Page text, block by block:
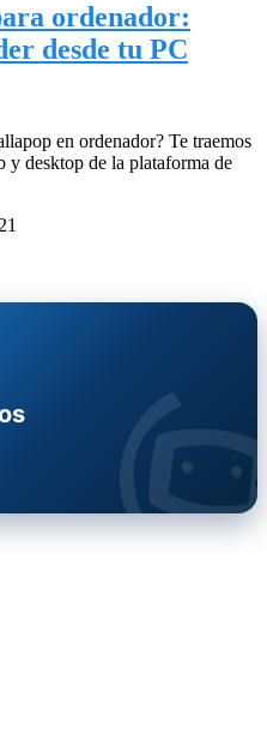
ordenador:
desde tu PC
en ordenador? Te traemos
y desktop de la plataforma de